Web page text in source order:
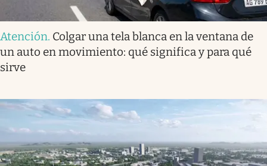
Atención. Colgar una tela blanca en la ventana de
un auto en movimiento: qué significa y para qué
sirve